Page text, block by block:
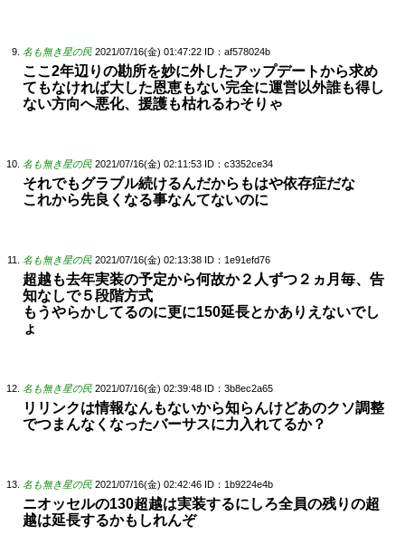
名も無き星の民 2021/07/16(金) 01:47:22 ID：af578024b
ここ2年辺りの勘所を妙に外したアップデートから求め
てもなければ大した恩恵もない完全に運営以外誰も得し
ない方向へ悪化、援護も枯れるわそりゃ
名も無き星の民 2021/07/16(金) 02:11:53 ID：c3352ce34
それでもグラブル続けるんだからもはや依存症だな
これから先良くなる事なんてないのに
名も無き星の民 2021/07/16(金) 02:13:38 ID：1e91efd76
超越も去年実装の予定から何故か２人ずつ２ヵ月毎、告
知なしで５段階方式
もうやらかしてるのに更に150延長とかありえないでし
ょ
名も無き星の民 2021/07/16(金) 02:39:48 ID：3b8ec2a65
リリンクは情報なんもないから知らんけどあのクソ調整
でつまんなくなったバーサスに力入れてるか？
名も無き星の民 2021/07/16(金) 02:42:46 ID：1b9224e4b
ニオッセルの130超越は実装するにしろ全員の残りの超
越は延長するかもしれんぞ